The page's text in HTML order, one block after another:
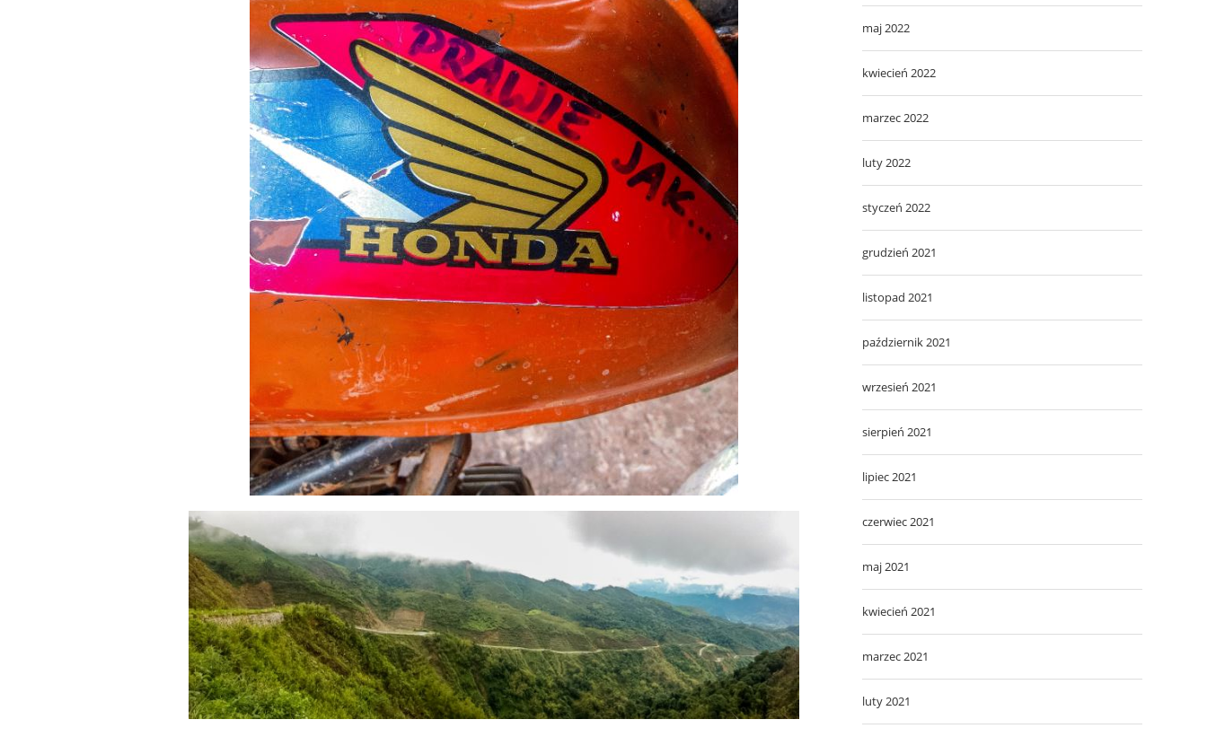
maj 2022
kwiecień 2022
marzec 2022
luty 2022
styczeń 2022
grudzień 2021
listopad 2021
październik 2021
wrzesień 2021
sierpień 2021
lipiec 2021
czerwiec 2021
maj 2021
kwiecień 2021
marzec 2021
luty 2021